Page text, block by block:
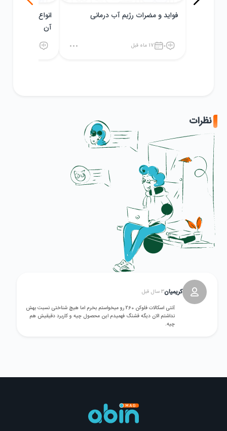
فواید و مضرات رژیم آب درمانی
0 17 ماه قبل
آن
0
نظرات
کریمیان3 سال قبل
آنتی اسکالات فلوکن 260 رو میخواستم بخرم اما هیچ شناختی نسبت بهش
نداشتم الان دیگه قشنگ فهمیدم این محصول چیه و کاربرد دقیقیش هم
چیه.